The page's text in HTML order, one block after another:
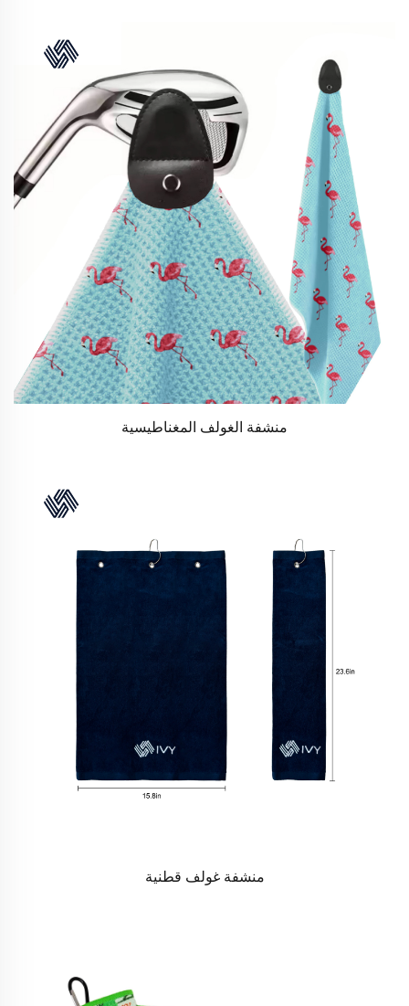
منشفة الغولف المغناطيسية
منشفة غولف قطنية